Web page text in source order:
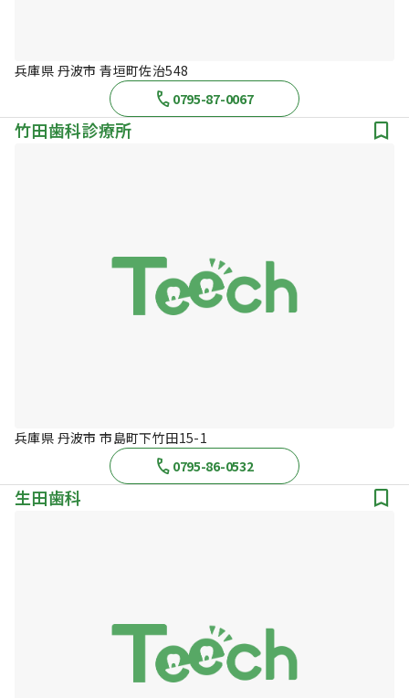
兵庫県 丹波市 青垣町佐治548
0795-87-0067
竹田歯科診療所
兵庫県 丹波市 市島町下竹田15-1
0795-86-0532
生田歯科